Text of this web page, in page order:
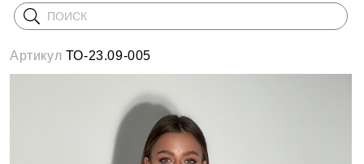
Артикул ТО-23.09-005